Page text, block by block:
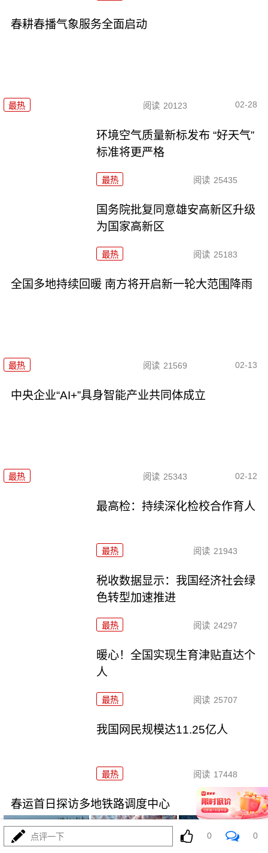
春耕春播气象服务全面启动
最热 阅读 20123 02-28
环境空气质量新标发布 “好天气”
标准将更严格
最热 阅读 25435
国务院批复同意雄安高新区升级
为国家高新区
最热 阅读 25183
全国多地持续回暖 南方将开启新一轮大范围降雨
最热 阅读 21569 02-13
中央企业“AI+”具身智能产业共同体成立
最热 阅读 25343 02-12
最高检：持续深化检校合作育人
最热 阅读 21943
税收数据显示：我国经济社会绿
色转型加速推进
最热 阅读 24297
暖心！全国实现生育津贴直达个
人
最热 阅读 25707
我国网民规模达11.25亿人
最热 阅读 17448
春运首日探访多地铁路调度中心
点评一下 0 0